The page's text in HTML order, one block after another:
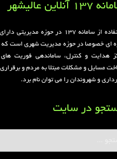
آنلاین عالیشهر
استفاده از سامانه ۱۳۷ در حوزه
ای خصوصا در حوزه مدیریت شهری است که
هدایت و کنترل، ساماندهی فوریت
مسایل و مشکلات مبتلا به مردم و
و شهروندان را می توان نام برد.
در سایت